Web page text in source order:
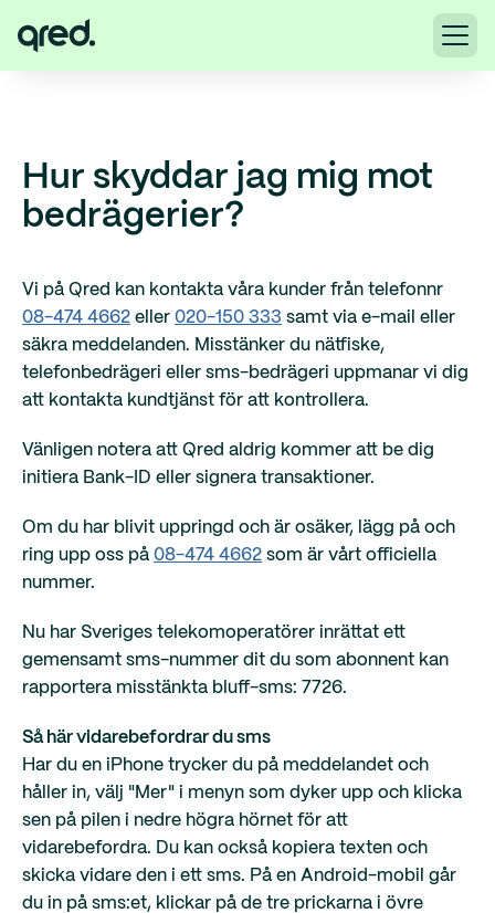
Hur skyddar jag mig mot
bedrägerier?
Vi på Qred kan kontakta våra kunder från telefonnr
08-474 4662 eller 020-150 333 samt via e-mail eller
säkra meddelanden. Misstänker du nätfiske,
telefonbedrägeri eller sms-bedrägeri uppmanar vi dig
att kontakta kundtjänst för att kontrollera.
Vänligen notera att Qred aldrig kommer att be dig
initiera Bank-ID eller signera transaktioner.
Om du har blivit uppringd och är osäker, lägg på och
ring upp oss på 08-474 4662 som är vårt officiella
nummer.
Nu har Sveriges telekomoperatörer inrättat ett
gemensamt sms-nummer dit du som abonnent kan
rapportera misstänkta bluff-sms: 7726.
Så här vidarebefordrar du sms
Har du en iPhone trycker du på meddelandet och
håller in, välj "Mer" i menyn som dyker upp och klicka
sen på pilen i nedre högra hörnet för att
vidarebefordra. Du kan också kopiera texten och
skicka vidare den i ett sms. På en Android-mobil går
du in på sms:et, klickar på de tre prickarna i övre